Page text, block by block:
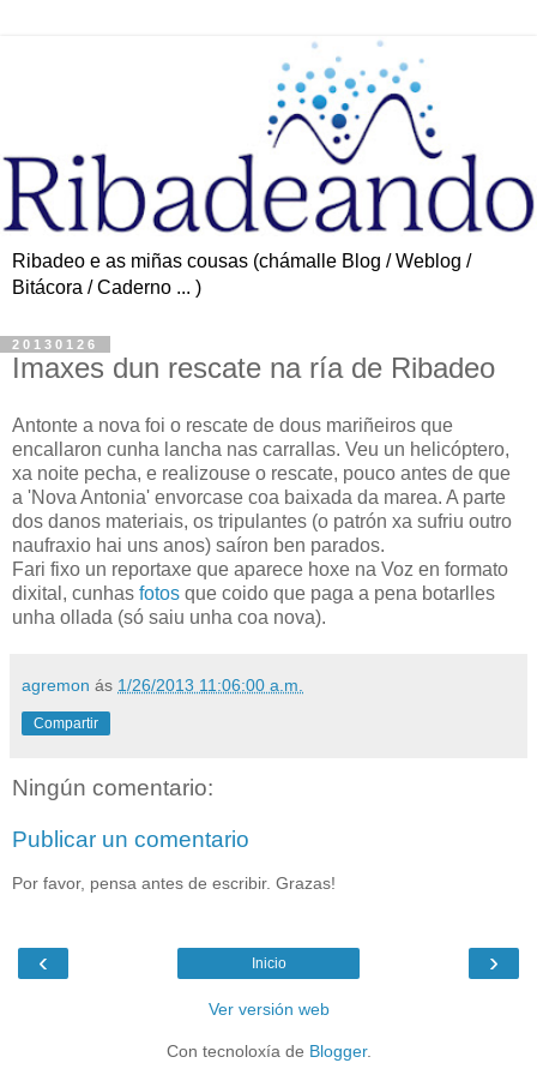
Ribadeo e as miñas cousas (chámalle Blog / Weblog /
Bitácora / Caderno ... )
20130126
Imaxes dun rescate na ría de Ribadeo
Antonte a nova foi o rescate de dous mariñeiros que
encallaron cunha lancha nas carrallas. Veu un helicóptero,
xa noite pecha, e realizouse o rescate, pouco antes de que
a 'Nova Antonia' envorcase coa baixada da marea. A parte
dos danos materiais, os tripulantes (o patrón xa sufriu outro
naufraxio hai uns anos) saíron ben parados.
Fari fixo un reportaxe que aparece hoxe na Voz en formato
dixital, cunhas fotos que coido que paga a pena botarlles
unha ollada (só saiu unha coa nova).
agremon ás 1/26/2013 11:06:00 a.m.
Compartir
Ningún comentario:
Publicar un comentario
Por favor, pensa antes de escribir. Grazas!
‹ ›
Inicio
Ver versión web
Con tecnoloxía de Blogger.